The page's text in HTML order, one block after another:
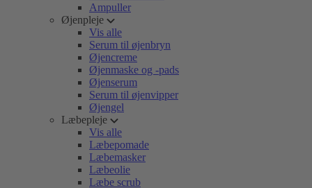
Ampuller
Øjenpleje
Vis alle
Serum til øjenbryn
Øjencreme
Øjenmaske og -pads
Øjenserum
Serum til øjenvipper
Øjengel
Læbepleje
Vis alle
Læbepomade
Læbemasker
Læbeolie
Læbe scrub